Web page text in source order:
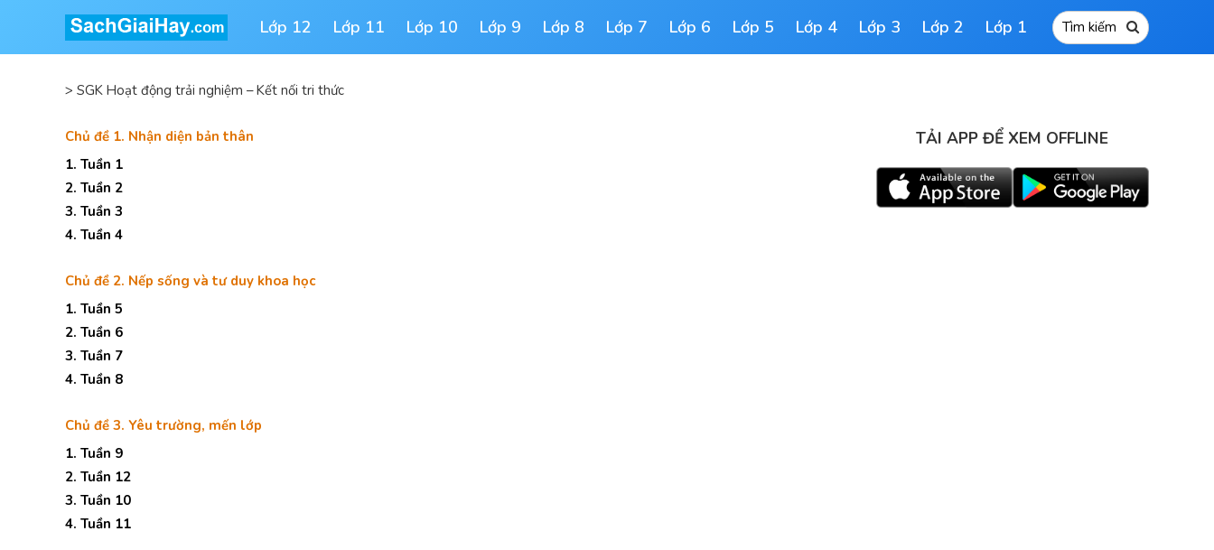
Lớp 12 Lớp 11 Lớp 10 Lớp 9 Lớp 8 Lớp 7 Lớp 6 Lớp 5 Lớp 4 Lớp 3 Lớp 2 Lớp 1
> SGK Hoạt động trải nghiệm – Kết nối tri thức
Chủ đề 1. Nhận diện bản thân
1. Tuần 1
2. Tuần 2
3. Tuần 3
4. Tuần 4
Chủ đề 2. Nếp sống và tư duy khoa học
1. Tuần 5
2. Tuần 6
3. Tuần 7
4. Tuần 8
Chủ đề 3. Yêu trường, mến lớp
1. Tuần 9
2. Tuần 12
3. Tuần 10
4. Tuần 11
TẢI APP ĐỂ XEM OFFLINE